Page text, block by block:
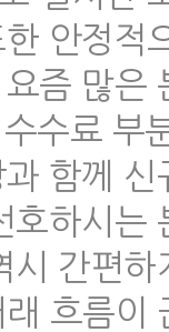
안정적
즘 많은
수료 부
함께
호하시는
시 간편
흐름이